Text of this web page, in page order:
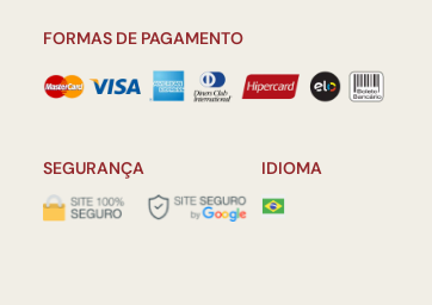
FORMAS DE PAGAMENTO
SEGURANÇA IDIOMA